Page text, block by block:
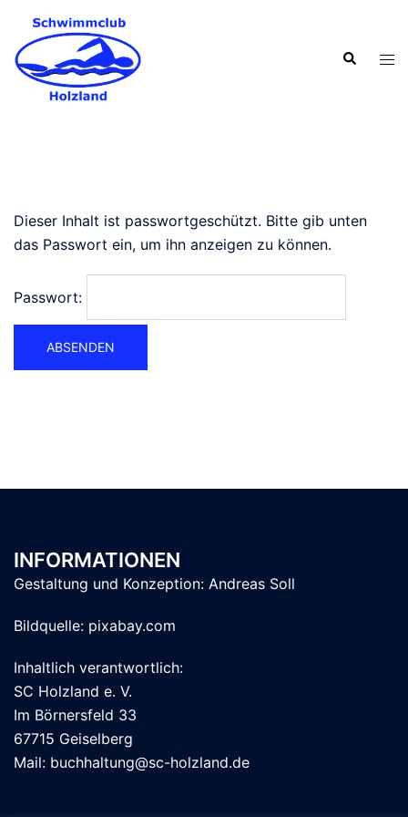
Inhalt
springen
Suche
Dieser Inhalt ist passwortgeschützt. Bitte gib unten
das Passwort ein, um ihn anzeigen zu können.
Passwort:
INFORMATIONEN
Gestaltung und Konzeption: Andreas Soll
Bildquelle: pixabay.com
Inhaltlich verantwortlich:
SC Holzland e. V.
Im Börnersfeld 33
67715 Geiselberg
Mail: buchhaltung@sc-holzland.de